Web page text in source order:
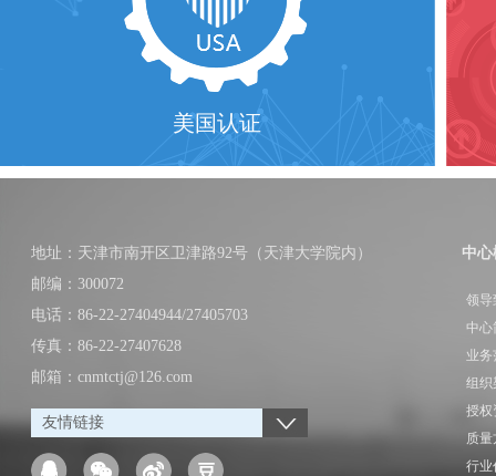
美国认证
地址：天津市南开区卫津路92号（天津大学院内）
邮编：300072
电话：86-22-27404944/27405703
传真：86-22-27407628
邮箱：cnmtctj@126.com
友情链接
中
领导
中心
业务
组织
授权
质量
行业